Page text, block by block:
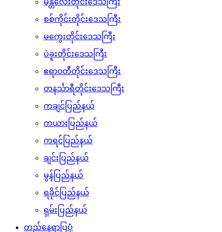
စစ်ကိုင်းတိုင်းဒေသကြီး
မကွေးတိုင်းဒေသကြီး
ပဲခူးတိုင်းဒေသကြီး
ဧရာ၀တီတိုင်းဒေသကြီး
တနင်္သာရီတိုင်းဒေသကြီး
ကချင်ပြည်နယ်
ကယားပြည်နယ်
ကရင်ပြည်နယ်
ချင်းပြည်နယ်
မွန်ပြည်နယ်
ရခိုင်ပြည်နယ်
ရှမ်းပြည်နယ်
တည်နေရာပြပုံ